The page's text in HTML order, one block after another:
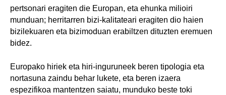
pertsonari eragiten die Europan, eta ehunka milioiri
munduan; herritarren bizi-kalitateari eragiten dio haien
bizilekuaren eta bizimoduan erabiltzen dituzten eremuen
bidez.
Europako hiriek eta hiri-inguruneek beren tipologia eta
nortasuna zaindu behar lukete, eta beren izaera
espezifikoa mantentzen saiatu, munduko beste toki